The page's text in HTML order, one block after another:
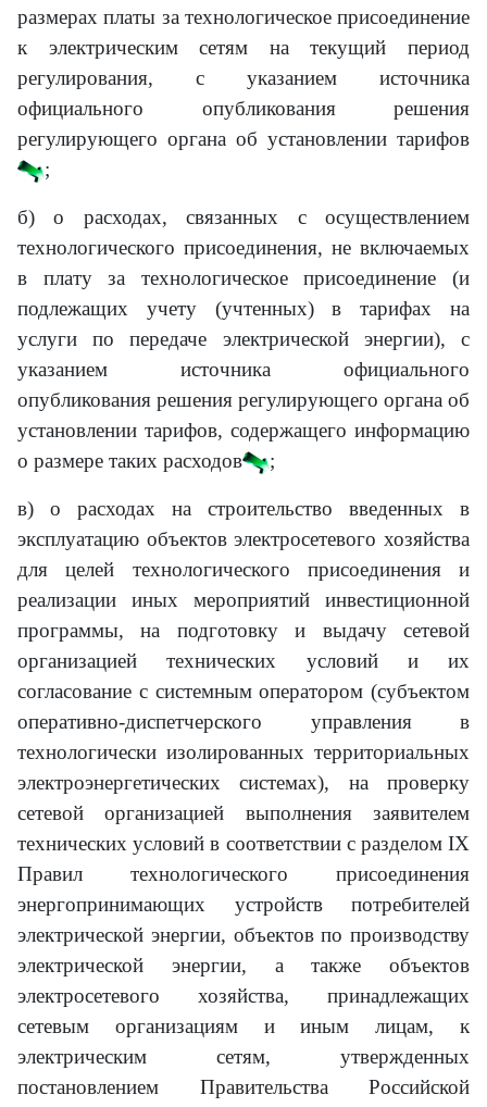
размерах платы за технологическое присоединение
к электрическим сетям на текущий период
регулирования, с указанием источника
официального опубликования решения
регулирующего органа об установлении тарифов
;
б) о расходах, связанных с осуществлением
технологического присоединения, не включаемых
в плату за технологическое присоединение (и
подлежащих учету (учтенных) в тарифах на
услуги по передаче электрической энергии), с
указанием источника официального
опубликования решения регулирующего органа об
установлении тарифов, содержащего информацию
о размере таких расходов
;
в) о расходах на строительство введенных в
эксплуатацию объектов электросетевого хозяйства
для целей технологического присоединения и
реализации иных мероприятий инвестиционной
программы, на подготовку и выдачу сетевой
организацией технических условий и их
согласование с системным оператором (субъектом
оперативно-диспетчерского управления в
технологически изолированных территориальных
электроэнергетических системах), на проверку
сетевой организацией выполнения заявителем
технических условий в соответствии с разделом IX
Правил технологического присоединения
энергопринимающих устройств потребителей
электрической энергии, объектов по производству
электрической энергии, а также объектов
электросетевого хозяйства, принадлежащих
сетевым организациям и иным лицам, к
электрическим сетям, утвержденных
постановлением Правительства Российской